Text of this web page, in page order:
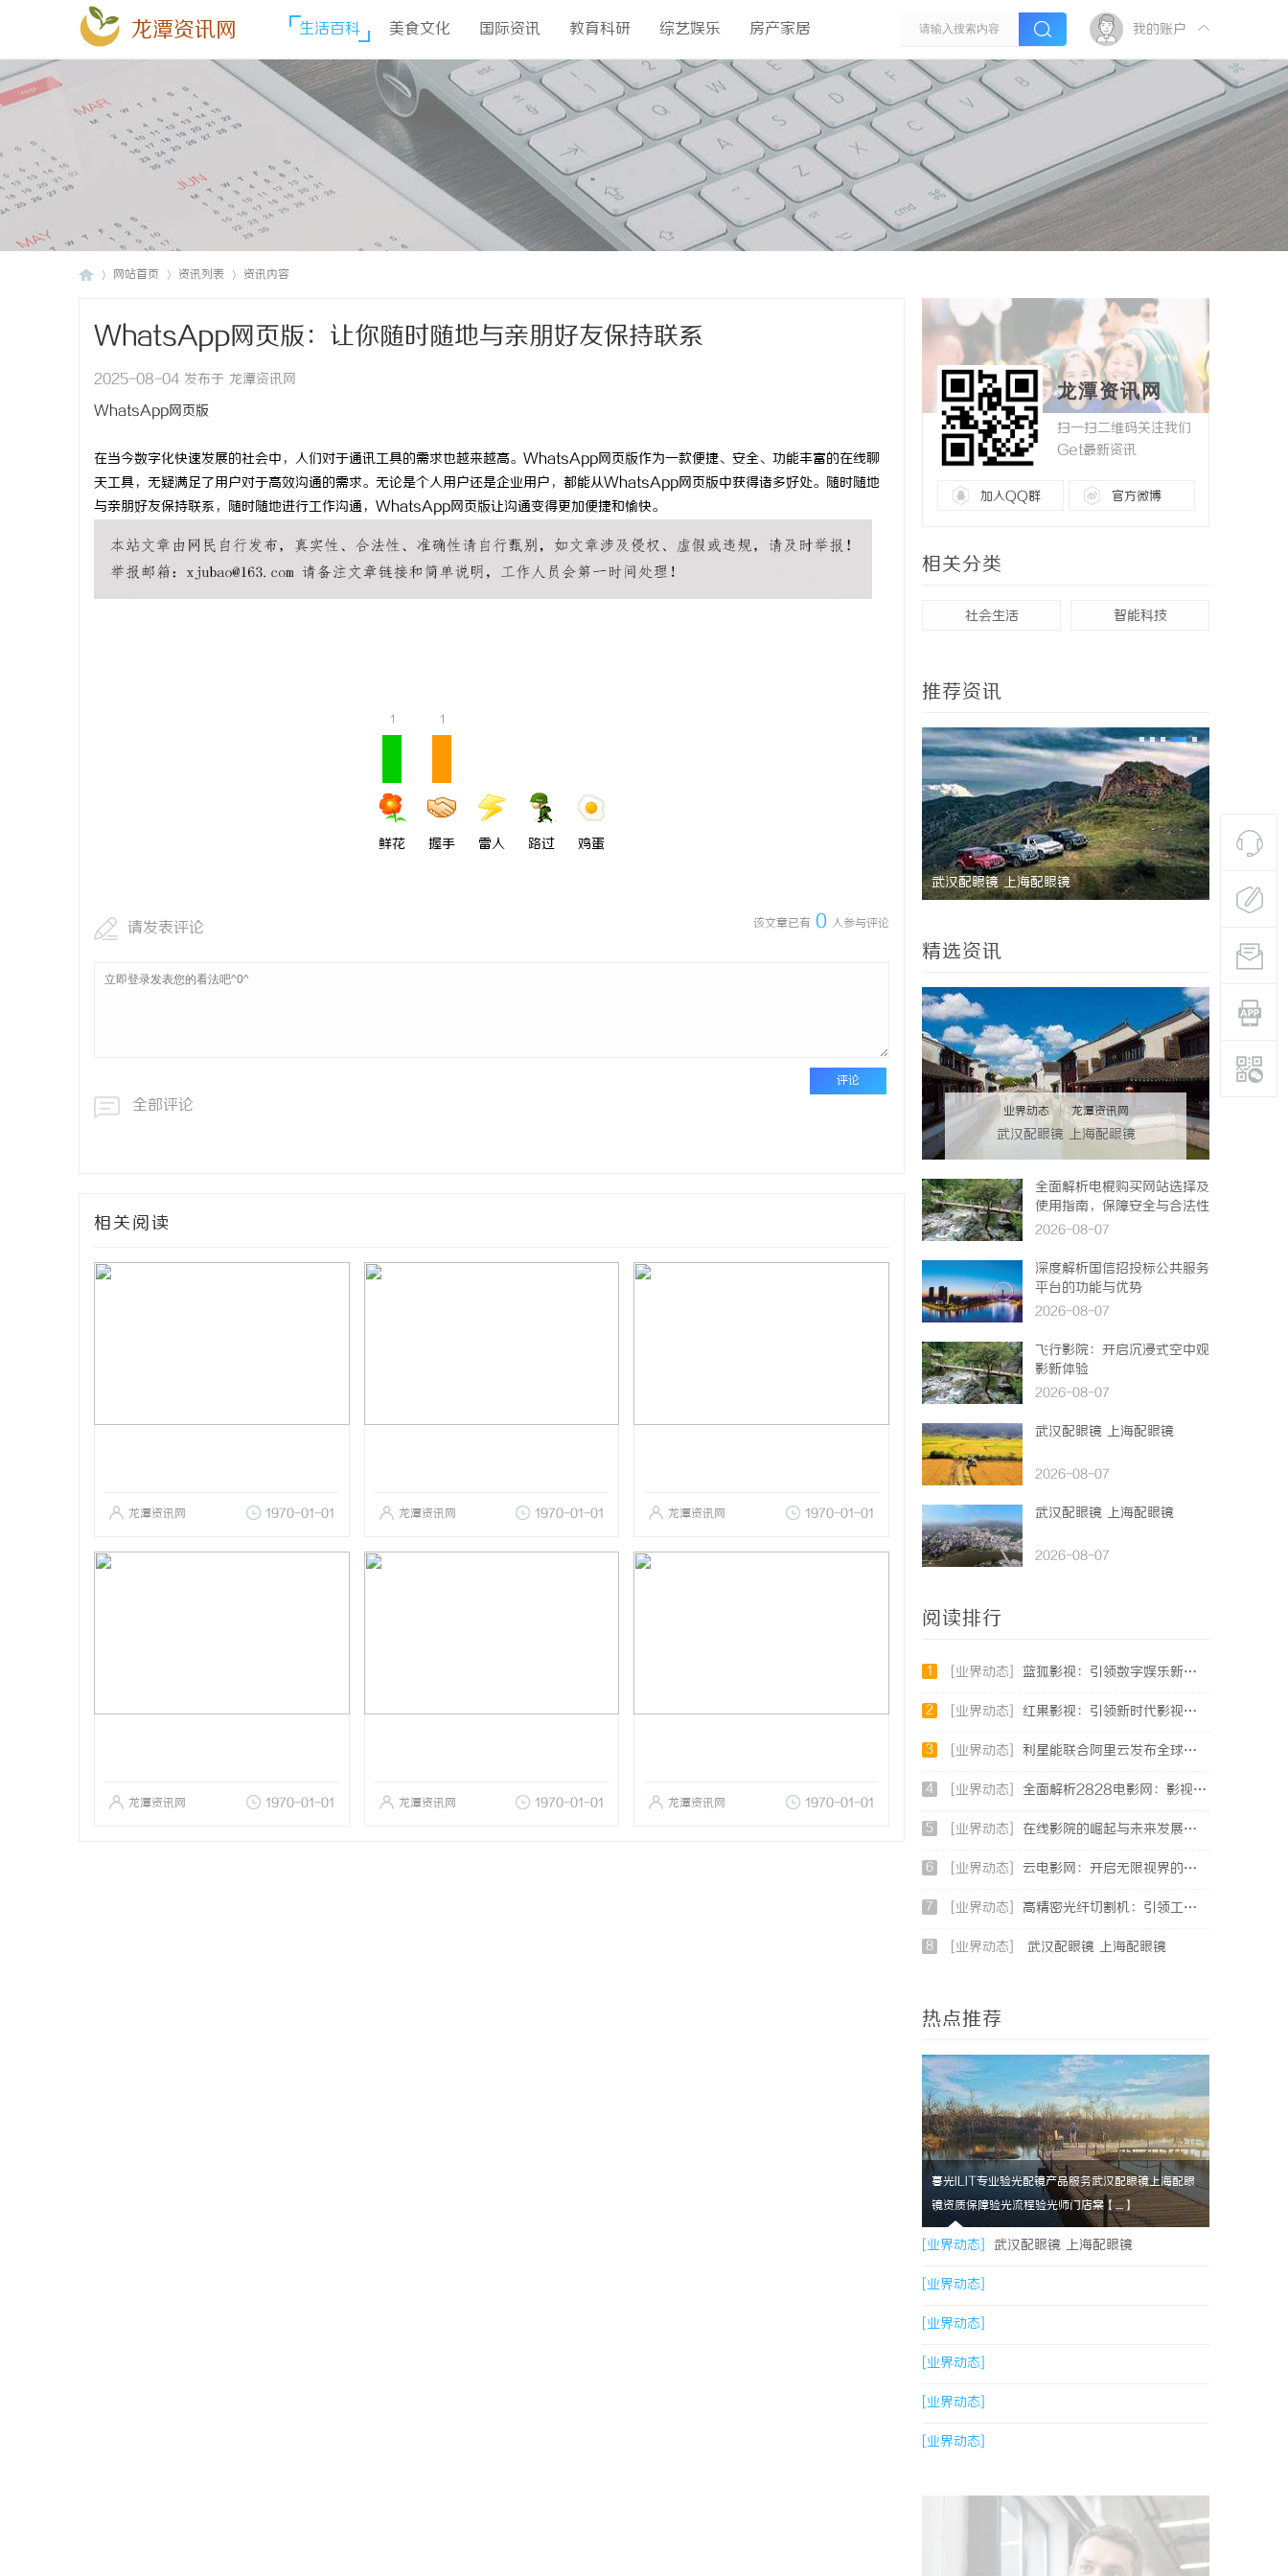
龙潭资讯网 生活百科 美食文化 国际资讯 教育科研 综艺娱乐 房产家居 我的账户
网站首页 资讯列表 资讯内容
WhatsApp网页版：让你随时随地与亲朋好友保持联系
2025-08-04 发布于 龙潭资讯网
WhatsApp网页版
在当今数字化快速发展的社会中，人们对于通讯工具的需求也越来越高。WhatsApp网页版作为一款便捷、安全、功能丰富的在线聊
天工具，无疑满足了用户对于高效沟通的需求。无论是个人用户还是企业用户，都能从WhatsApp网页版中获得诸多好处。随时随地
与亲朋好友保持联系，随时随地进行工作沟通，WhatsApp网页版让沟通变得更加便捷和愉快。
1
鲜花
1
握手 雷人 路过 鸡蛋
该文章已有 0 人参与评论
请发表评论
评论
全部评论
相关阅读
龙潭资讯网 1970-01-01 龙潭资讯网 1970-01-01 龙潭资讯网 1970-01-01
龙潭资讯网 1970-01-01 龙潭资讯网 1970-01-01 龙潭资讯网 1970-01-01
龙潭资讯网
扫一扫二维码关注我们
Get最新资讯
加入QQ群 官方微博
相关分类
社会生活 智能科技
推荐资讯
武汉配眼镜 上海配眼镜
精选资讯
业界动态 | 龙潭资讯网
武汉配眼镜 上海配眼镜
全面解析电棍购买网站选择及
使用指南，保障安全与合法性
2026-08-07
深度解析国信招投标公共服务
平台的功能与优势
2026-08-07
飞行影院：开启沉浸式空中观
影新体验
2026-08-07
武汉配眼镜 上海配眼镜
2026-08-07
武汉配眼镜 上海配眼镜
2026-08-07
阅读排行
1 [业界动态] 蓝狐影视：引领数字娱乐新时代的创新力量
2 [业界动态] 红果影视：引领新时代影视娱乐的创新先锋
3 [业界动态] 利星能联合阿里云发布全球首个分布式算电协同解决方案
4 [业界动态] 全面解析2828电影网：影视资源的丰富宝库及其使用指南
5 [业界动态] 在线影院的崛起与未来发展趋势深度解析
6 [业界动态] 云电影网：开启无限视界的全新影视体验之旅
7 [业界动态] 高精密光纤切割机：引领工业制造新时代的利器
8 [业界动态] 武汉配眼镜 上海配眼镜
热点推荐
暮光ILIT专业验光配镜产品服务武汉配眼镜上海配眼
镜资质保障验光流程验光师门店案【....】
[业界动态] 武汉配眼镜 上海配眼镜
[业界动态]
[业界动态]
[业界动态]
[业界动态]
[业界动态]